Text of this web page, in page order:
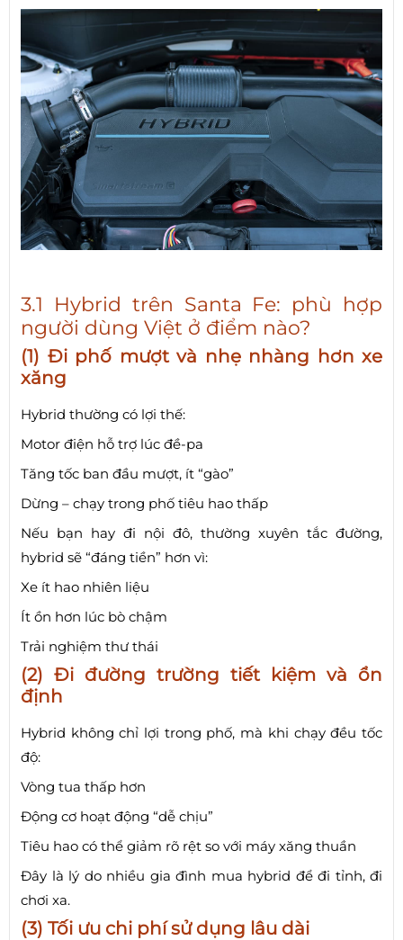
3.1 Hybrid trên Santa Fe: phù hợp
người dùng Việt ở điểm nào?
(1) Đi phố mượt và nhẹ nhàng hơn xe
xăng
Hybrid thường có lợi thế:
Motor điện hỗ trợ lúc đề-pa
Tăng tốc ban đầu mượt, ít “gào”
Dừng – chạy trong phố tiêu hao thấp
Nếu bạn hay đi nội đô, thường xuyên tắc đường,
hybrid sẽ “đáng tiền” hơn vì:
Xe ít hao nhiên liệu
Ít ồn hơn lúc bò chậm
Trải nghiệm thư thái
(2) Đi đường trường tiết kiệm và ổn
định
Hybrid không chỉ lợi trong phố, mà khi chạy đều tốc
độ:
Vòng tua thấp hơn
Động cơ hoạt động “dễ chịu”
Tiêu hao có thể giảm rõ rệt so với máy xăng thuần
Đây là lý do nhiều gia đình mua hybrid để đi tỉnh, đi
chơi xa.
(3) Tối ưu chi phí sử dụng lâu dài